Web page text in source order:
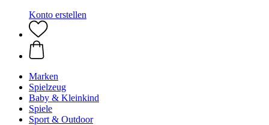
Konto erstellen
Marken
Spielzeug
Baby & Kleinkind
Spiele
Sport & Outdoor